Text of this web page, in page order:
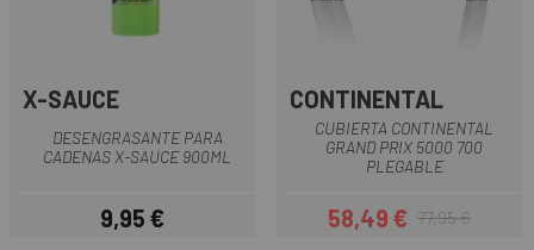
X-SAUCE
DESENGRASANTE PARA
CADENAS X-SAUCE 900ML
Precio
9,95 €
CONTINENTAL
CUBIERTA CONTINENTAL
GRAND PRIX 5000 700
PLEGABLE
Precio
58,49 €Precio regular
77,95 €